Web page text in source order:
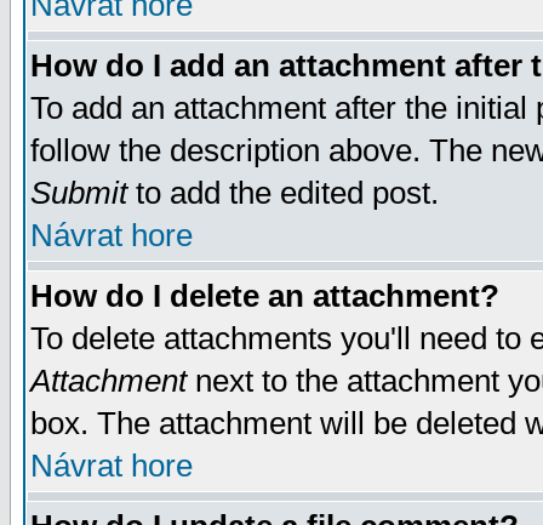
How do I add an attachment after
To add an attachment after the
follow the description above. The
Submitto add the edited post.
Návrat hore
How do I delete an attachment?
To delete attachments you'll need
Attachmentnext to the attachment
box. The attachment will be deleted
Návrat hore